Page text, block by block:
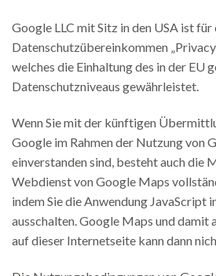
Google LLC mit Sitz in den USA ist
Datenschutzübereinkommen
welches die Einhaltung des in der EU
Datenschutzniveaus gewährleistet.
Wenn Sie mit der künftigen
Google im Rahmen der Nutzung von
einverstanden sind, besteht auch die
Webdienst von Google Maps
indem Sie die Anwendung JavaScript
ausschalten. Google Maps und damit
auf dieser Internetseite kann dann